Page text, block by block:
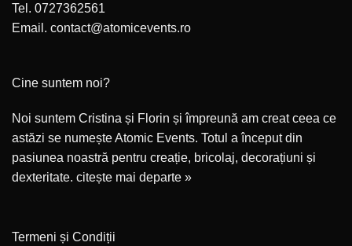
Tel. 0727362561
Email. contact@atomicevents.ro
Cine suntem noi?
Noi suntem Cristina și Florin și împreună am creat ceea ce
astăzi se numește Atomic Events. Totul a început din
pasiunea noastră pentru creație, bricolaj, decorațiuni și
dexteritate. citește mai departe »
Termeni și Condiții